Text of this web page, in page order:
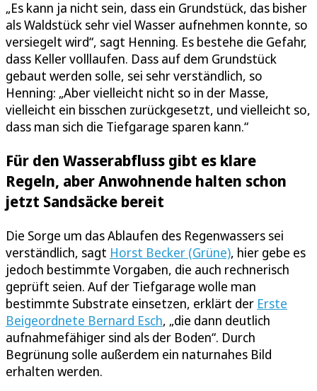
„Es kann ja nicht sein, dass ein Grundstück, das bisher
als Waldstück sehr viel Wasser aufnehmen konnte, so
versiegelt wird“, sagt Henning. Es bestehe die Gefahr,
dass Keller volllaufen. Dass auf dem Grundstück
gebaut werden solle, sei sehr verständlich, so
Henning: „Aber vielleicht nicht so in der Masse,
vielleicht ein bisschen zurückgesetzt, und vielleicht so,
dass man sich die Tiefgarage sparen kann.“
Für den Wasserabfluss gibt es klare
Regeln, aber Anwohnende halten schon
jetzt Sandsäcke bereit
Die Sorge um das Ablaufen des Regenwassers sei
verständlich, sagt Horst Becker (Grüne), hier gebe es
jedoch bestimmte Vorgaben, die auch rechnerisch
geprüft seien. Auf der Tiefgarage wolle man
bestimmte Substrate einsetzen, erklärt der Erste
Beigeordnete Bernard Esch, „die dann deutlich
aufnahmefähiger sind als der Boden“. Durch
Begrünung solle außerdem ein naturnahes Bild
erhalten werden.